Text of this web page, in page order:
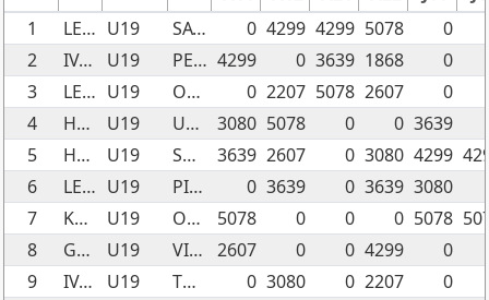
1
LEFORESTIER CHARLOTTE U19 SATIVA 0 4299 4299 5078
0
2
IVARS LISA U19 PEPSY 4299 0 3639 1868
0
3
LE ROY ALANN U19 OULGA 0 2207 5078 2607
0
4
HOFMAN CAMILLE U19 UP TO THE STARS 3080 5078 0 0 3639
5
HOFMAN CAMILLE U19 SUNNY 3639 2607 0 3080 4299
6
LEBEC LECLERE MÉLISSE U19 PIXEL 0 3639 0 3639 3080
7
KHALEF CONTRERAS LÉIANE U19 OLBLACK 5078 0 0 0 5078
8
GOBY LUDIVINE U19 VIVA BABY GIRL 2607 0 0 4299
0
9
IVARS LISA U19 TOKYO BLACK 0 3080 0 2207
0